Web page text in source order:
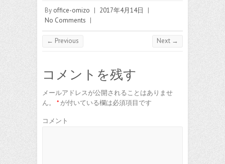
By office-omizo | 2017年4月14日
|
No Comments |
← Previous Next →
コメントを残す
メールアドレスが公開されることはありませ
ん。
* が付いている欄は必須項目です
コメント